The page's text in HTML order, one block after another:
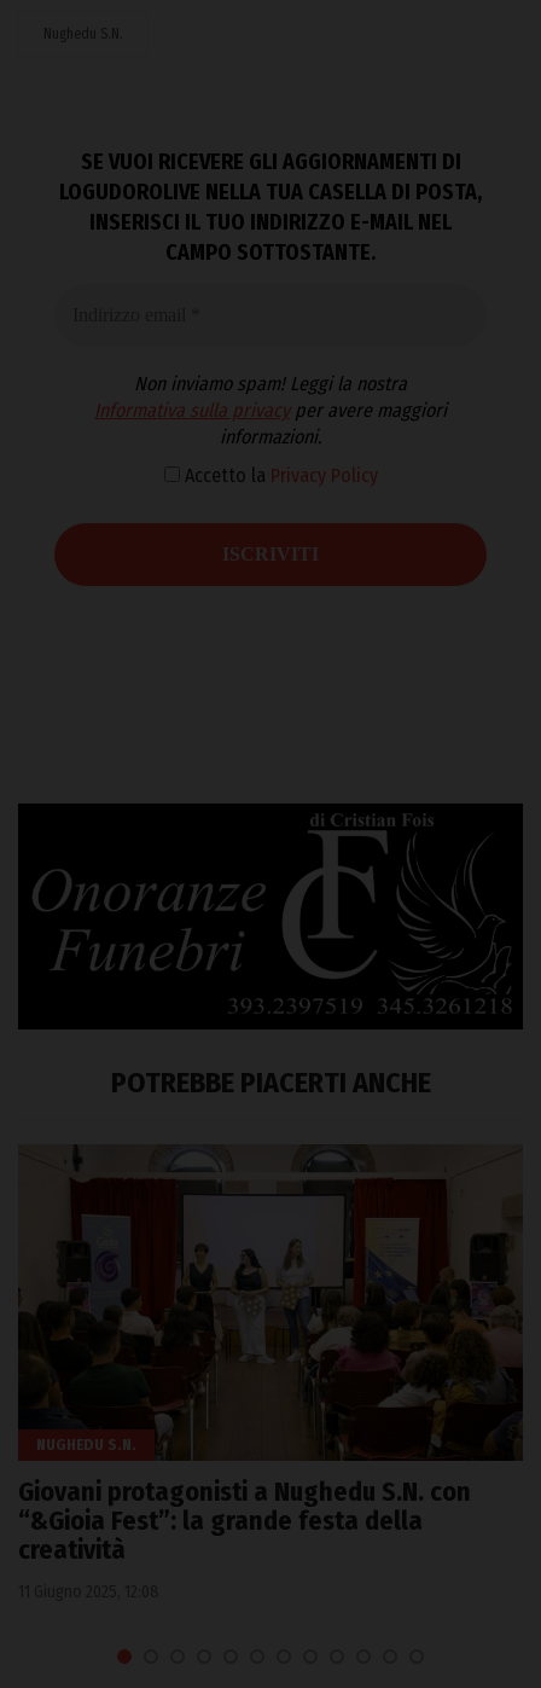
Nughedu S.N.
SE VUOI RICEVERE GLI AGGIORNAMENTI DI
LOGUDOROLIVE NELLA TUA CASELLA DI POSTA,
INSERISCI IL TUO INDIRIZZO E-MAIL NEL
CAMPO SOTTOSTANTE.
Non inviamo spam! Leggi la nostra
Informativa sulla privacyper avere maggiori
informazioni.
Accetto la Privacy Policy
POTREBBE PIACERTI ANCHE
NUGHEDU S.N.
Giovani protagonisti a Nughedu S.N. con
“&Gioia Fest”: la grande festa della
creatività